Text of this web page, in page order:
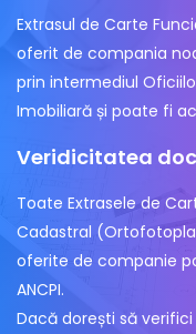
Extrasul de Carte
oferit de compania
prin intermediul
Imobiliară și poate fi
Veridicitatea
Toate Extrasele de
Cadastral
oferite de companie
ANCPI.
Dacă dorești să